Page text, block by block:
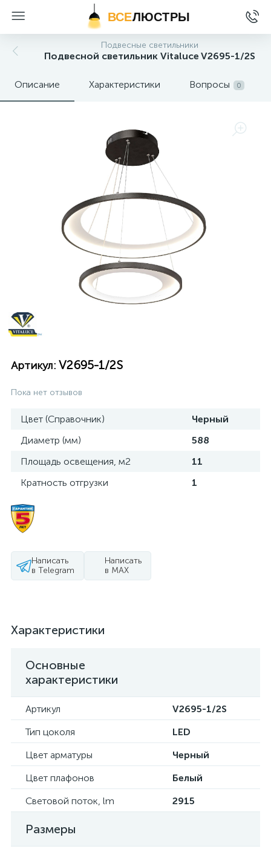
ВСЕЛЮСТРЫ
Подвесные светильники
Подвесной светильник Vitaluce V2695-1/2S
Описание Характеристики Вопросы 0
Артикул: V2695-1/2S
Пока нет отзывов
Цвет (Справочник)
Черный
Диаметр (мм)
588
Площадь освещения, м2
11
Кратность отгрузки
1
Написать
в Telegram
Написать
в MAX
Характеристики
Основные
характеристики
Артикул
V2695-1/2S
Тип цоколя
LED
Цвет арматуры
Черный
Цвет плафонов
Белый
Световой поток, lm
2915
Размеры